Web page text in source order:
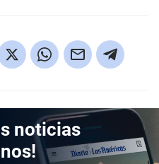
noticias